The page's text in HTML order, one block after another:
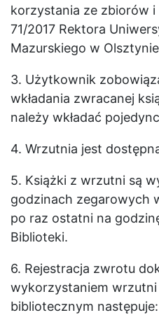
korzystania ze zbiorów i
71/2017 Rektora
Mazurskiego w Olsztynie
3. Użytkownik
wkładania zwracanej
należy wkładać
4. Wrzutnia jest
5. Książki z wrzutni są
godzinach zegarowych
po raz ostatni na
Biblioteki.
6. Rejestracja zwrotu
wykorzystaniem
bibliotecznym następuje: